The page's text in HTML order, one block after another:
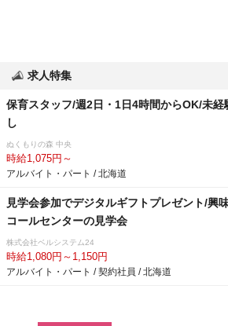
求人特集
保育スタッフ/週2日・1日4時間からOK/未
し
ぬくもりの森 中央
時給1,075円～
アルバイト・パート / 北海道
見学会参加でデジタルギフトプレゼント/興
コールセンターの見学会
株式会社ベルシステム24
時給1,080円～1,150円
アルバイト・パート / 契約社員 / 北海道